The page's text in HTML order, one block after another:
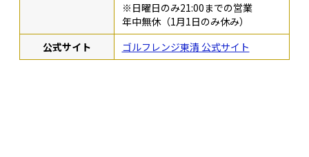
※日曜日のみ21:00までの営業
年中無休（1月1日のみ休み）
公式サイト
ゴルフレンジ東清 公式サイト